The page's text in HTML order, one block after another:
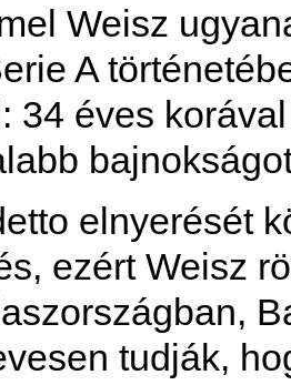
Weisz
A
34 éves
elnyerését
ezért Weisz
tudják,